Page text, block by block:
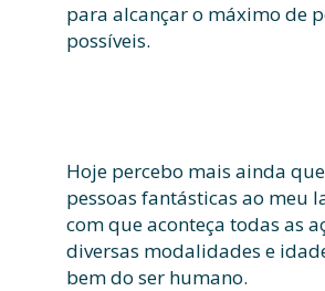
para alcançar o máximo de
possíveis.
Hoje percebo mais ainda
pessoas fantásticas ao meu
com que aconteça todas as
diversas modalidades e
bem do ser humano.